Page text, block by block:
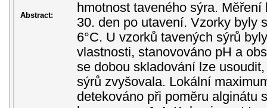
Abstract:
hmotnost taveného sýra.
30. den po utavení. Vzorky byly
6°C. U vzorků tavených sýrů
vlastnosti, stanovováno pH a
se dobou skladování lze
sýrů zvyšovala. Lokální
detekováno při poměru alginátu